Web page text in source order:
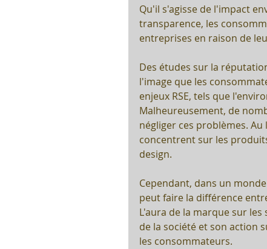
Qu'il s'agisse de l'impact
transparence, les
entreprises en raison de
Des études sur la
l'image que les
enjeux RSE, tels que
Malheureusement, de
négliger ces problèmes. Au
concentrent sur les
design.
Cependant, dans un
peut faire la différence
L'aura de la marque sur
de la société et son action
les consommateurs.